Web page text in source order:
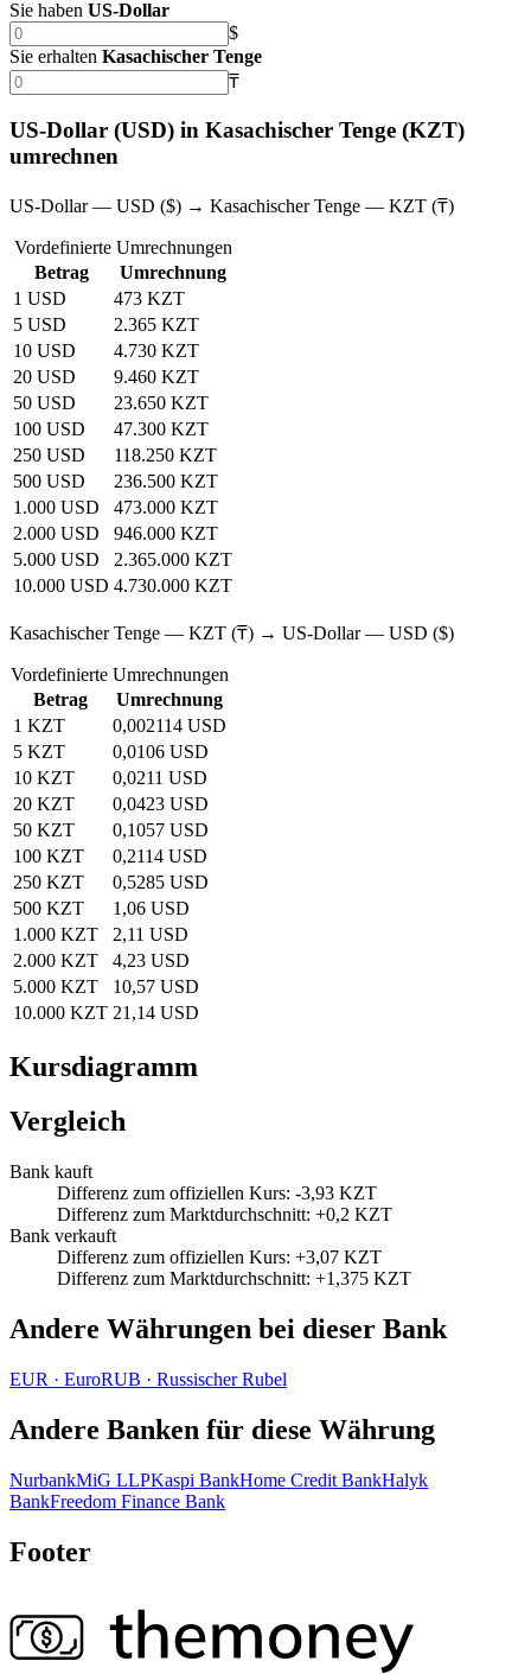
Sie haben US‑Dollar
$
Sie erhalten Kasachischer Tenge
₸
US‑Dollar (USD) in Kasachischer Tenge (KZT)
umrechnen
US‑Dollar — USD ($) → Kasachischer Tenge — KZT (₸)
Vordefinierte Umrechnungen
Betrag
Umrechnung
1 USD
473 KZT
5 USD
2.365 KZT
10 USD
4.730 KZT
20 USD
9.460 KZT
50 USD
23.650 KZT
100 USD
47.300 KZT
250 USD
118.250 KZT
500 USD
236.500 KZT
1.000 USD
473.000 KZT
2.000 USD
946.000 KZT
5.000 USD
2.365.000 KZT
10.000 USD 4.730.000 KZT
Kasachischer Tenge — KZT (₸) → US‑Dollar — USD ($)
Vordefinierte Umrechnungen
Betrag
Umrechnung
1 KZT
0,002114 USD
5 KZT
0,0106 USD
10 KZT
0,0211 USD
20 KZT
0,0423 USD
50 KZT
0,1057 USD
100 KZT
0,2114 USD
250 KZT
0,5285 USD
500 KZT
1,06 USD
1.000 KZT
2,11 USD
2.000 KZT
4,23 USD
5.000 KZT
10,57 USD
10.000 KZT 21,14 USD
Kursdiagramm
Vergleich
Bank kauft
Differenz zum offiziellen Kurs: -3,93 KZT
Differenz zum Marktdurchschnitt: +0,2 KZT
Bank verkauft
Differenz zum offiziellen Kurs: +3,07 KZT
Differenz zum Marktdurchschnitt: +1,375 KZT
Andere Währungen bei dieser Bank
EUR · EuroRUB · Russischer Rubel
Andere Banken für diese Währung
NurbankMiG LLPKaspi BankHome Credit BankHalyk
BankFreedom Finance Bank
Footer